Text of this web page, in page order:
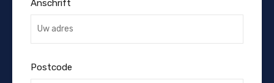
Anschrift
Postcode